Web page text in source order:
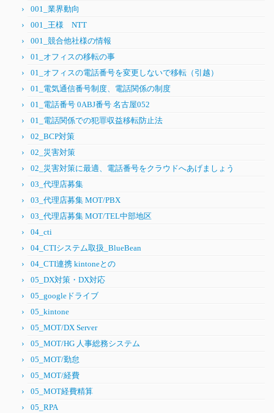
001_業界動向
001_王様 NTT
001_競合他社様の情報
01_オフィスの移転の事
01_オフィスの電話番号を変更しないで移転（引越）
01_電気通信番号制度、電話関係の制度
01_電話番号 0ABJ番号 名古屋052
01_電話関係での犯罪収益移転防止法
02_BCP対策
02_災害対策
02_災害対策に最適、電話番号をクラウドへあげましょう
03_代理店募集
03_代理店募集 MOT/PBX
03_代理店募集 MOT/TEL中部地区
04_cti
04_CTIシステム取扱_BlueBean
04_CTI連携 kintoneとの
05_DX対策・DX対応
05_googleドライブ
05_kintone
05_MOT/DX Server
05_MOT/HG 人事総務システム
05_MOT/勤怠
05_MOT/経費
05_MOT経費精算
05_RPA